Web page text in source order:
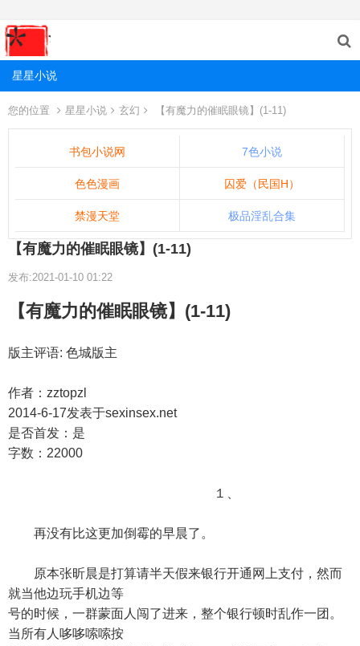
星星小说
您的位置 星星小说 玄幻 【有魔力的催眠眼镜】(1-11)
书包小说网 7色小说
色色漫画 囚爱（民国H）
禁漫天堂 极品淫乱合集
【有魔力的催眠眼镜】(1-11)
发布:2021-01-10 01:22
【有魔力的催眠眼镜】(1-11)
版主评语: 色城版主
作者：zztopzl
2014-6-17发表于sexinsex.net
是否首发：是
字数：22000
１、
再没有比这更加倒霉的早晨了。
原本张昕晨是打算请半天假来银行开通网上支付，然而
就当他边玩手机边等
号的时候，一群蒙面人闯了进来，整个银行顿时乱作一团。
当所有人哆哆嗦嗦按